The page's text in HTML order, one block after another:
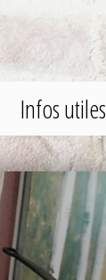
Infos utiles